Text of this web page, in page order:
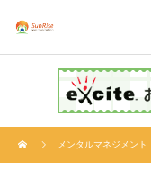
メンタルマネジメント